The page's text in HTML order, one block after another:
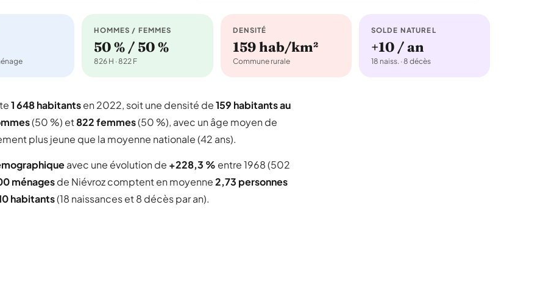
HOMMES / FEMMES
50 % / 50 %
826 H · 822 F
DENSITÉ
159 hab/km²
Commune rurale
SOLDE NATUREL
+10 / an
18 naiss. · 8 décès
1 648 habitantsen 2022, soit une densité de159 habitants au
(50 %) et822 femmes(50 %), avec un âge moyen de
plus jeune que la moyenne nationale (42 ans).
avec une évolution de +228,3 % entre 1968 (502
ménagesde Niévroz comptent en moyenne2,73 personnes
habitants(18 naissances et 8 décès par an).